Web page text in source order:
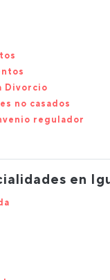
Divorcio
no casados
regulador
en